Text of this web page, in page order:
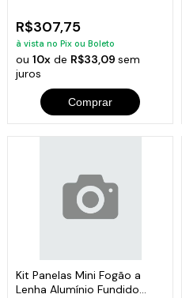
R$307,75
à vista no Pix ou Boleto
ou10x de R$33,09sem
juros
Comprar
Kit Panelas Mini Fogão a
Lenha Alumínio Fundido